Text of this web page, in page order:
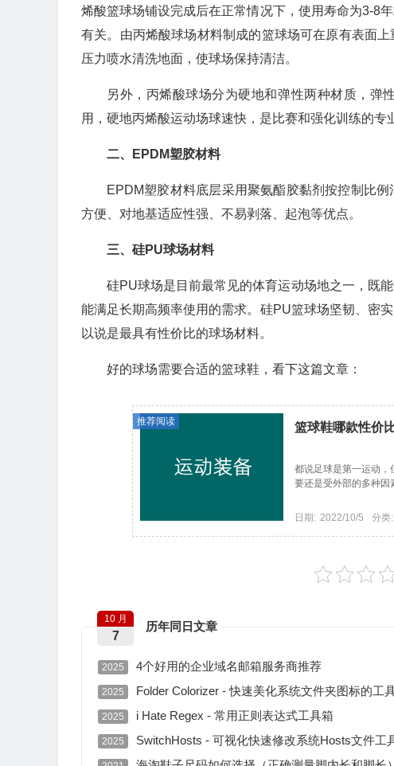
烯酸篮球场铺设完成后在正常情况下，使用寿命为3-8
有关。由丙烯酸球场材料制成的篮球场可在原有表面
压力喷水清洗地面，使球场保持清洁。
另外，丙烯酸球场分为硬地和弹性两种材质，弹
用，硬地丙烯酸运动场球速快，是比赛和强化训练的专
二、EPDM塑胶材料
EPDM塑胶材料底层采用聚氨酯胶黏剂按控制比
方便、对地基适应性强、不易剥落、起泡等优点。
三、硅PU球场材料
硅PU球场是目前最常见的体育运动场地之一，既
能满足长期高频率使用的需求。硅PU篮球场坚韧、密
以说是最具有性价比的球场材料。
好的球场需要合适的篮球鞋，看下这篇文章：
推荐阅读 篮球鞋哪款性价
都说足球是第一运动，
要还是受外部的多种
日期: 2022/10/5 分类:
历年同日文章
10 月
7
2025 4个好用的企业域名邮箱服务商推荐
2025 Folder Colorizer - 快速美化系统文件夹图标的工
2025 i Hate Regex - 常用正则表达式工具箱
2025 SwitchHosts - 可视化快速修改系统Hosts文件工